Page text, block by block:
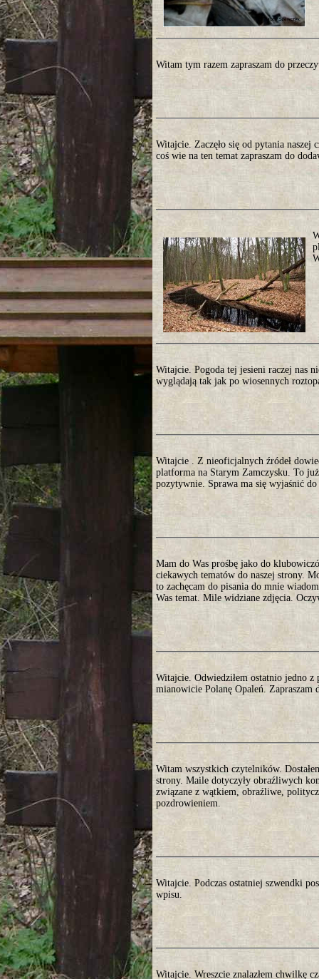
Witam tym razem zapraszam do
Witajcie. Zaczęło się od pytania naszej
coś wie na ten temat zapraszam do
Witajcie. Pogoda tej jesieni raczej nas
wyglądają tak jak po wiosennych
Witajcie . Z nieoficjalnych źródeł
platforma na Starym Zamczysku. To
pozytywnie. Sprawa ma się wyjaśnić
Mam do Was prośbę jako do
ciekawych tematów do naszej strony.
to zachęcam do pisania do mnie
Was temat. Mile widziane zdjęcia.
Witajcie. Odwiedziłem ostatnio jedno z
mianowicie Polanę Opaleń. Zapraszam
Witam wszystkich czytelników.
strony. Maile dotyczyły obraźliwych
związane z wątkiem, obraźliwe,
pozdrowieniem.
Witajcie. Podczas ostatniej szwendki
wpisu.
Witajcie. Wreszcie znalazłem chwilkę